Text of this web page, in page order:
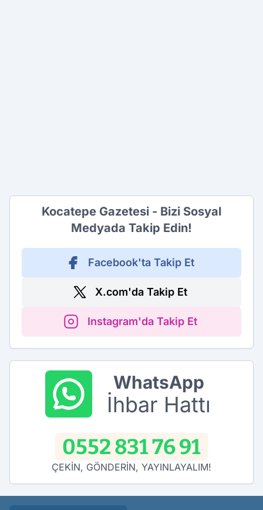
Kocatepe Gazetesi - Bizi Sosyal
Medyada Takip Edin!
Facebook'ta Takip Et
X.com'da Takip Et
Instagram'da Takip Et
WhatsApp
İhbar Hattı
0552 831 76 91
ÇEKİN, GÖNDERİN, YAYINLAYALIM!